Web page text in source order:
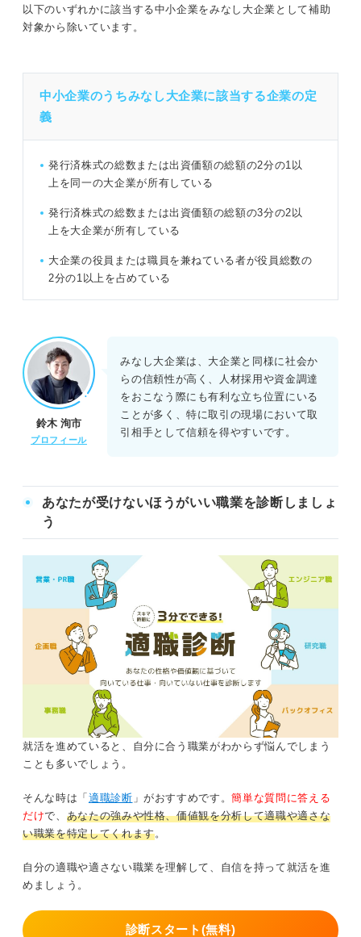
以下のいずれかに該当する中小企業をみなし大企業として補助
対象から除いています。
中小企業のうちみなし大企業に該当する企業の定
義
発行済株式の総数または出資価額の総額の2分の1以
上を同一の大企業が所有している
発行済株式の総数または出資価額の総額の3分の2以
上を大企業が所有している
大企業の役員または職員を兼ねている者が役員総数の
2分の1以上を占めている
鈴木 洵市
プロフィール
みなし大企業は、大企業と同様に社会か
らの信頼性が高く、人材採用や資金調達
をおこなう際にも有利な立ち位置にいる
ことが多く、特に取引の現場において取
引相手として信頼を得やすいです。
あなたが受けないほうがいい職業を診断しましょ
う
就活を進めていると、自分に合う職業がわからず悩んでしまう
ことも多いでしょう。
そんな時は「 適職診断 」がおすすめです。簡単な質問に答える
だけで、 あなたの強みや性格、価値観を分析して適職や適さな
い職業を特定してくれます。
自分の適職や適さない職業を理解して、自信を持って就活を進
めましょう。
診断スタート(無料)